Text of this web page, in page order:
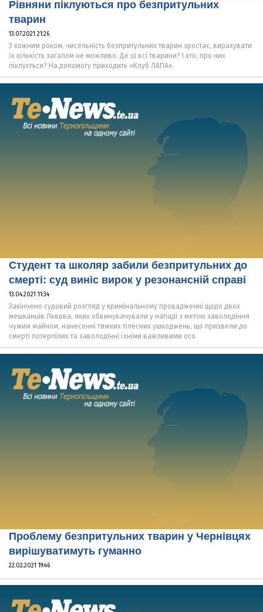
Рівняни піклуються про безпритульних
тварин
13.07.2021 21:26
З кожним роком, чисельність безпритульних тварин зростає, вирахувати
їх кількість загалом не можливо. Де ці всі тварини? І хто, про них
піклується? На допомогу приходить «Клуб ЛАПА».
Студент та школяр забили безпритульних до
смерті: суд виніс вирок у резонансній справі
13.04.2021 11:34
Закінчено судовий розгляд у кримінальному провадженні щодо двох
мешканців Львова, яких обвинувачували у нападі з метою заволодіння
чужим майном, нанесенні тяжких тілесних ушкоджень, що призвели до
смерті потерпілих та заволодінні їхніми важливими осо
Проблему безпритульних тварин у Чернівцях
вирішуватимуть гуманно
22.02.2021 19:46